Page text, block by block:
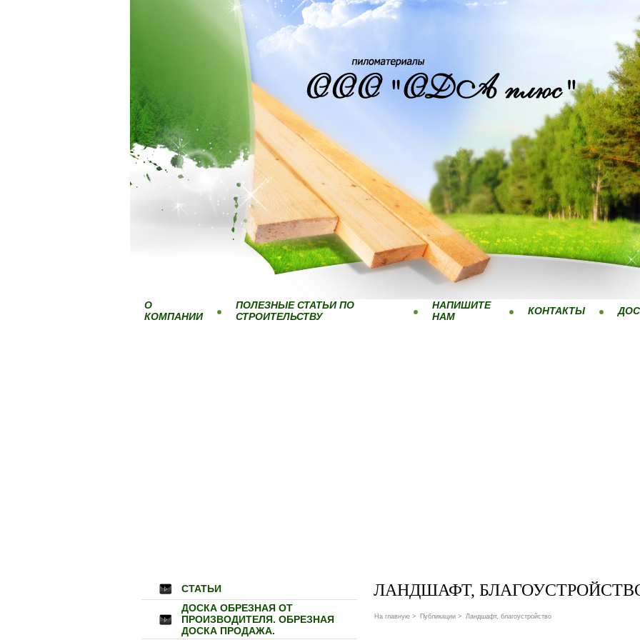
О
КОМПАНИИ
ПОЛЕЗНЫЕ СТАТЬИ ПО
СТРОИТЕЛЬСТВУ
НАПИШИТЕ
НАМ
КОНТАКТЫ
СТАТЬИ
ДОСКА ОБРЕЗНАЯ ОТ
ПРОИЗВОДИТЕЛЯ. ОБРЕЗНАЯ
ДОСКА ПРОДАЖА.
ЛАНДШАФТ,
На главную > Публикации > Ландшафт, благоустройство